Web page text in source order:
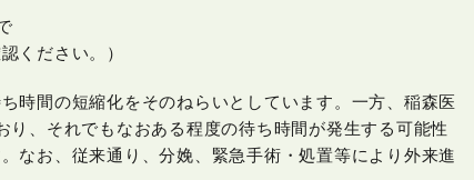
ください。）
時間の短縮化をそのねらいとしています。一方、稲森医
、それでもなおある程度の待ち時間が発生する可能性
なお、従来通り、分娩、緊急手術・処置等により外来進